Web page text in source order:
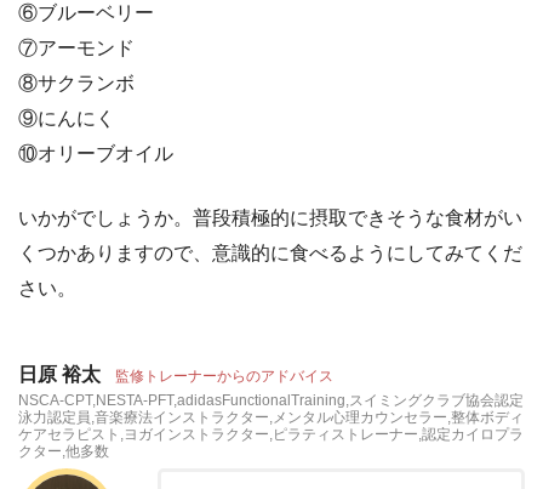
⑥ブルーベリー
⑦アーモンド
⑧サクランボ
⑨にんにく
⑩オリーブオイル
いかがでしょうか。普段積極的に摂取できそうな食材がい
くつかありますので、意識的に食べるようにしてみてくだ
さい。
日原 裕太 監修トレーナーからのアドバイス
NSCA-CPT,NESTA-PFT,adidasFunctionalTraining,スイミングクラブ協会認定
泳力認定員,音楽療法インストラクター,メンタル心理カウンセラー,整体ボディ
ケアセラピスト,ヨガインストラクター,ピラティストレーナー,認定カイロプラ
クター,他多数